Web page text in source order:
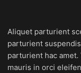
Aliquet parturient
parturient
parturient hac
mauris in orci